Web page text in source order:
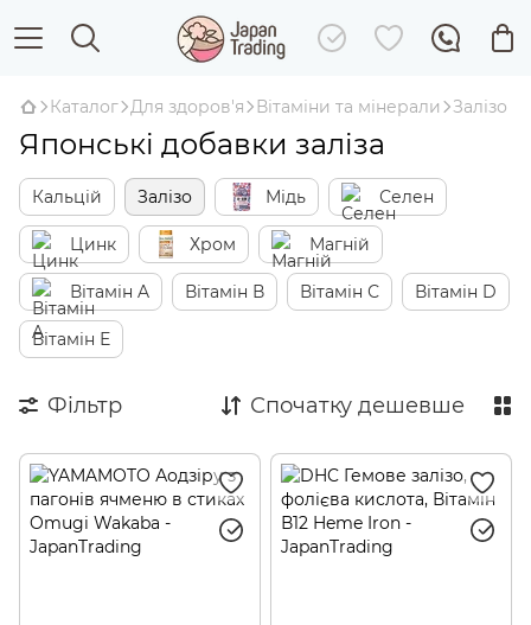
Каталог Для здоров'я Вітаміни та мінерали Залізо
Японські добавки заліза
Кальцій Залізо Мідь Селен
Цинк Хром Магній
Вітамін A Вітамін В Вітамін С Вітамін D
Вітамін Е
Фільтр Спочатку дешевше